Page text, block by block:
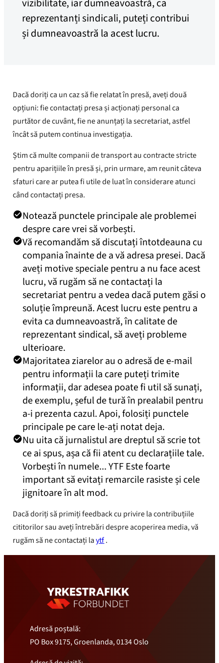
reprezentanți sindicali, puteți contribui
și dumneavoastră la acest lucru.
Dacă doriți ca un caz să fie relatat în presă, aveți două
opțiuni: fie contactați presa și acționați personal ca
purtător de cuvânt, fie ne anunțați la secretariat, astfel
încât să putem continua investigația.
Știm că multe companii de transport au contracte stricte
pentru aparițiile în presă și, prin urmare, am reunit câteva
sfaturi care ar putea fi utile de luat în considerare atunci
când contactați presa.
Notează punctele principale ale problemei
despre care vrei să vorbești.
Vă recomandăm să discutați întotdeauna cu
compania înainte de a vă adresa presei. Dacă
aveți motive speciale pentru a nu face acest
lucru, vă rugăm să ne contactați la
secretariat pentru a vedea dacă putem găsi o
soluție împreună. Acest lucru este pentru a
evita ca dumneavoastră, în calitate de
reprezentant sindical, să aveți probleme
ulterioare.
Majoritatea ziarelor au o adresă de e-mail
pentru informații la care puteți trimite
informații, dar adesea poate fi util să sunați,
de exemplu, șeful de tură în prealabil pentru
a-i prezenta cazul. Apoi, folosiți punctele
principale pe care le-ați notat deja.
Nu uita că jurnalistul are dreptul să scrie tot
ce ai spus, așa că fii atent cu declarațiile tale.
Vorbești în numele... YTF Este foarte
important să evitați remarcile rasiste și cele
jignitoare în alt mod.
Dacă doriți să primiți feedback cu privire la contribuțiile
cititorilor sau aveți întrebări despre acoperirea media, vă
rugăm să ne contactați laytf.
Adresă poștală:
PO Box 9175, Groenlanda, 0134 Oslo